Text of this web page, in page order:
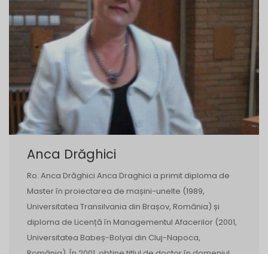
Anca Drăghici
Ro: Anca Drăghici Anca Draghici a primit diploma de
Master în proiectarea de mașini-unelte (1989,
Universitatea Transilvania din Brașov, România) și
diploma de Licență în Managementul Afacerilor (2001,
Universitatea Babeș-Bolyai din Cluj-Napoca,